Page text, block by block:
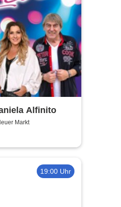
Alfinito
Markt
19:00 Uhr